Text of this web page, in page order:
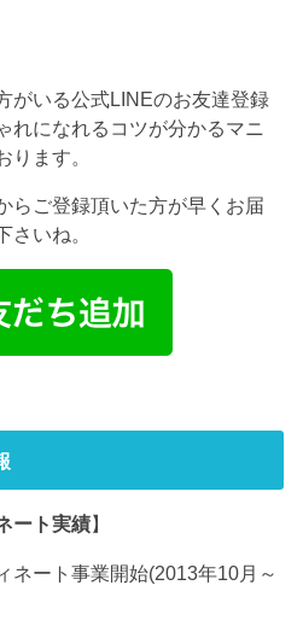
がいる公式LINEのお友達登録
れになれるコツが分かるマニ
ります。
らご登録頂いた方が早くお届
さいね。
ート実績】
ネート事業開始(2013年10月～